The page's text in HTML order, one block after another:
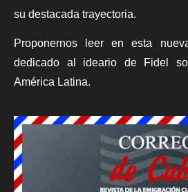
su destacada trayectoria.
Proponernos leer en esta
dedicado al ideario de Fidel
América Latina.